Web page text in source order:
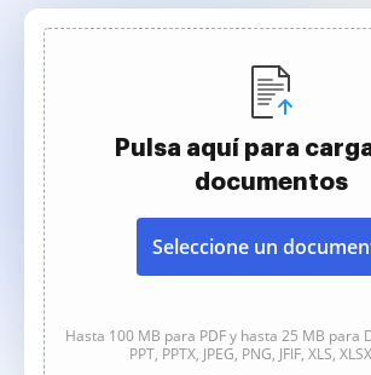
Pulsa aquí para
documentos
Seleccione un
Hasta 100 MB para PDF y hasta 25 MB para
PPT, PPTX, JPEG, PNG, JFIF, XLS,